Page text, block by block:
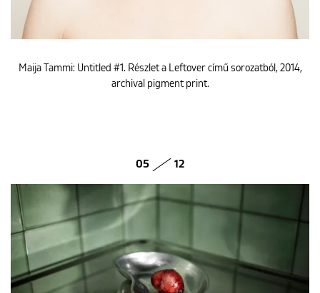
Maija Tammi: Untitled #1. Részlet a Leftover című sorozatból, 2014,
archival pigment print.
05 12